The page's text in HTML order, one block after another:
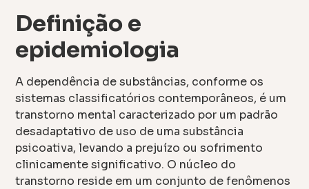
Definição e
epidemiologia
A dependência de substâncias, conforme os
sistemas classificatórios contemporâneos, é um
transtorno mental caracterizado por um padrão
desadaptativo de uso de uma substância
psicoativa, levando a prejuízo ou sofrimento
clinicamente significativo. O núcleo do
transtorno reside em um conjunto de fenômenos